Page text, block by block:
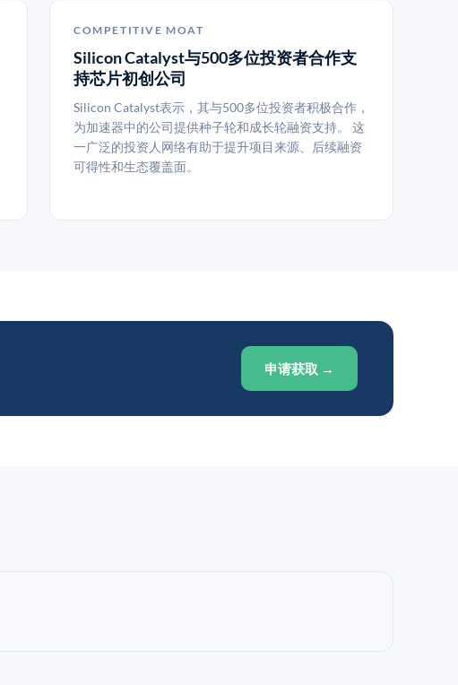
COMPETITIVE MOAT
Silicon Catalyst与500多位投资者合作支
持芯片初创公司
Silicon Catalyst表示，其与500多位投资者积极合作，
为加速器中的公司提供种子轮和成长轮融资支持。 这
一广泛的投资人网络有助于提升项目来源、后续融资
可得性和生态覆盖面。
申请获取 →